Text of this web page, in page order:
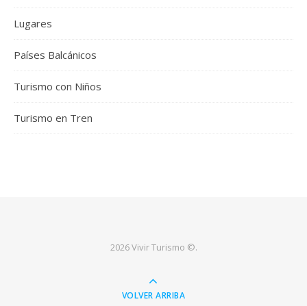
Lugares
Países Balcánicos
Turismo con Niños
Turismo en Tren
2026 Vivir Turismo ©.
VOLVER ARRIBA